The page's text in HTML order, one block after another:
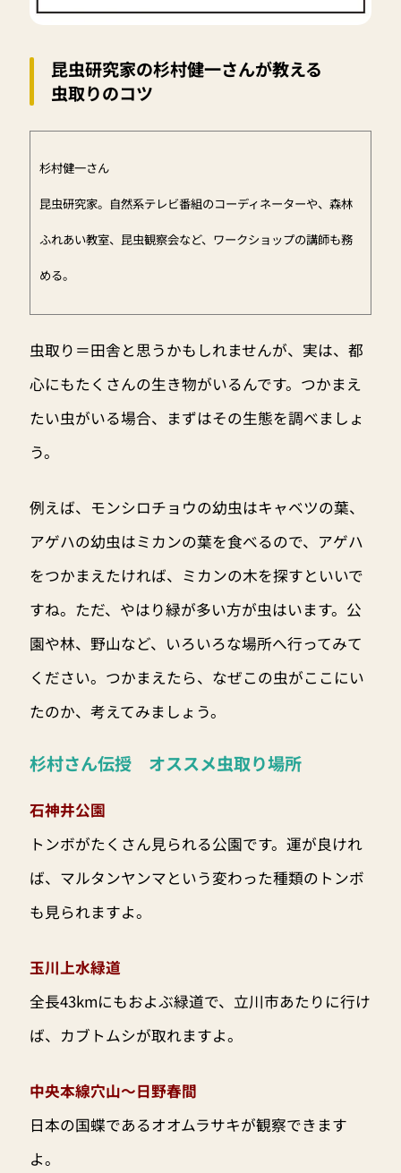
昆虫研究家の杉村健一さんが教える
虫取りのコツ
杉村健一さん
昆虫研究家。自然系テレビ番組のコーディネーターや、森林
ふれあい教室、昆虫観察会など、ワークショップの講師も務
める。
虫取り＝田舎と思うかもしれませんが、実は、都
心にもたくさんの生き物がいるんです。つかまえ
たい虫がいる場合、まずはその生態を調べましょ
う。
例えば、モンシロチョウの幼虫はキャベツの葉、
アゲハの幼虫はミカンの葉を食べるので、アゲハ
をつかまえたければ、ミカンの木を探すといいで
すね。ただ、やはり緑が多い方が虫はいます。公
園や林、野山など、いろいろな場所へ行ってみて
ください。つかまえたら、なぜこの虫がここにい
たのか、考えてみましょう。
杉村さん伝授 オススメ虫取り場所
石神井公園
トンボがたくさん見られる公園です。運が良けれ
ば、マルタンヤンマという変わった種類のトンボ
も見られますよ。
玉川上水緑道
全長43kmにもおよぶ緑道で、立川市あたりに行け
ば、カブトムシが取れますよ。
中央本線穴山〜日野春間
日本の国蝶であるオオムラサキが観察できます
よ。